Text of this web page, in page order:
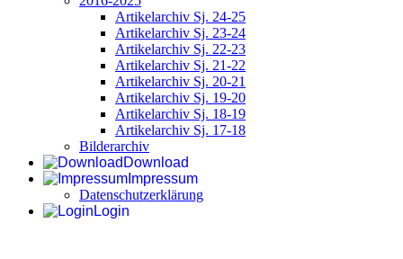
Artikelarchiv Sj. 24-25
Artikelarchiv Sj. 23-24
Artikelarchiv Sj. 22-23
Artikelarchiv Sj. 21-22
Artikelarchiv Sj. 20-21
Artikelarchiv Sj. 19-20
Artikelarchiv Sj. 18-19
Artikelarchiv Sj. 17-18
Bilderarchiv
Download
Impressum
Datenschutzerklärung
Login